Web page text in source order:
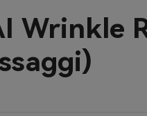
Wrinkle